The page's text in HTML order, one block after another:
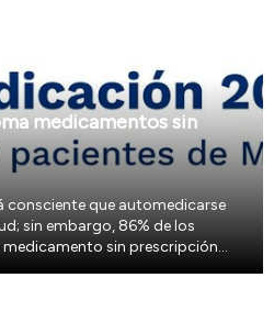
medicamentos sin
consciente que automedicarse
sin embargo, 86% de los
sin prescripción